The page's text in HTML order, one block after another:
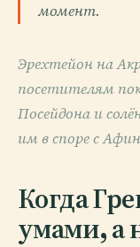
момент.
Эрехтейон на
посетителям
Посейдона и
им в споре с
Когда
умами, а